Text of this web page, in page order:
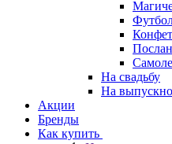
На свадьбу
На
Акции
Бренды
Как купить